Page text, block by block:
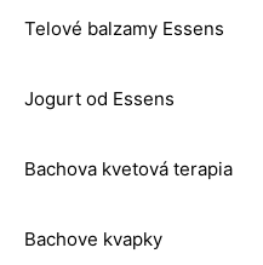
Telové balzamy Essens
Jogurt od Essens
Bachova kvetová terapia
Bachove kvapky